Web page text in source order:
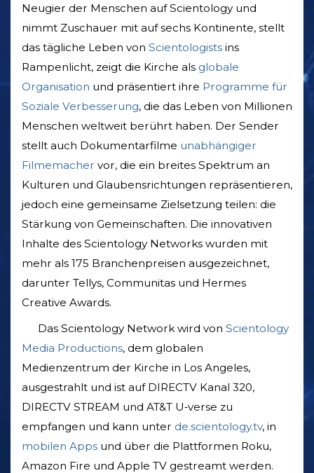
Neugier der Menschen auf Scientology und
nimmt Zuschauer mit auf sechs Kontinente, stellt
das tägliche Leben von Scientologists ins
Rampenlicht, zeigt die Kirche als globale
Organisation und präsentiert ihre Programme für
Soziale Verbesserung, die das Leben von Millionen
Menschen weltweit berührt haben. Der Sender
stellt auch Dokumentarfilme unabhängiger
Filmemacher vor, die ein breites Spektrum an
Kulturen und Glaubensrichtungen repräsentieren,
jedoch eine gemeinsame Zielsetzung teilen: die
Stärkung von Gemeinschaften. Die innovativen
Inhalte des Scientology Networks wurden mit
mehr als 175 Branchenpreisen ausgezeichnet,
darunter Tellys, Communitas und Hermes
Creative Awards.
Das Scientology Network wird von Scientology
Media Productions, dem globalen
Medienzentrum der Kirche in Los Angeles,
ausgestrahlt und ist auf DIRECTV Kanal 320,
DIRECTV STREAM und AT&T U‑verse zu
empfangen und kann unter de.scientology.tv, in
mobilen Apps und über die Plattformen Roku,
Amazon Fire und Apple TV gestreamt werden.